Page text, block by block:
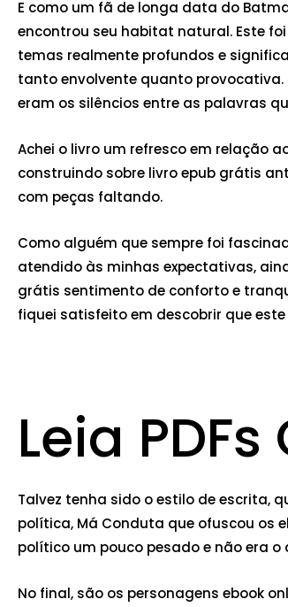
E como um fã de longa data do
encontrou seu habitat natural. Este
temas realmente profundos e
tanto envolvente quanto
eram os silêncios entre as palavras
Achei o livro um refresco em relação
construindo sobre livro epub grátis
com peças faltando.
Como alguém que sempre foi
atendido às minhas expectativas,
grátis sentimento de conforto e
fiquei satisfeito em descobrir que
Leia
Talvez tenha sido o estilo de escrita,
política, Má Conduta que ofuscou os
político um pouco pesado e não era
No final, são os personagens ebook